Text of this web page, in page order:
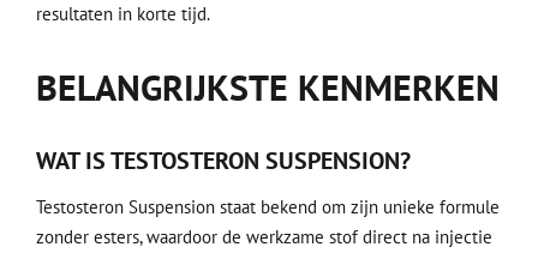
resultaten in korte tijd.
BELANGRIJKSTE KENMERKEN
WAT IS TESTOSTERON SUSPENSION?
Testosteron Suspension staat bekend om zijn unieke formule
zonder esters, waardoor de werkzame stof direct na injectie